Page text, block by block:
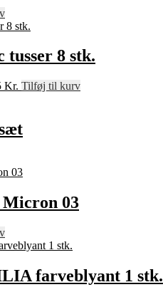
tusser 8 stk.
Kr..
Kr. Den
er:
9,95 Kr..
Tilføj til kurv
Micron 03
farveblyant 1 stk.